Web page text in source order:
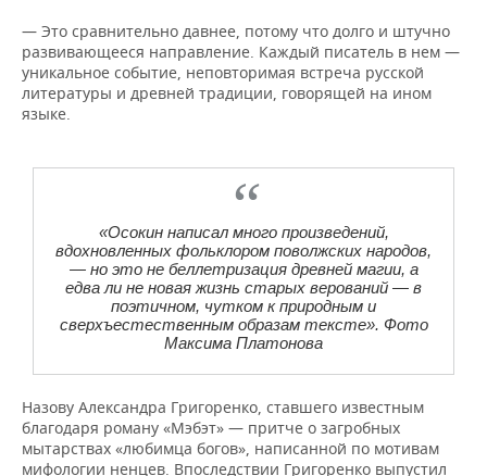
— Это сравнительно давнее, потому что долго и штучно
развивающееся направление. Каждый писатель в нем —
уникальное событие, неповторимая встреча русской
литературы и древней традиции, говорящей на ином
языке.
«Осокин написал много произведений,
вдохновленных фольклором поволжских народов,
— но это не беллетризация древней магии, а
едва ли не новая жизнь старых верований — в
поэтичном, чутком к природным и
сверхъестественным образам тексте». Фото
Максима Платонова
Назову Александра Григоренко, ставшего известным
благодаря роману «Мэбэт» — притче о загробных
мытарствах «любимца богов», написанной по мотивам
мифологии ненцев. Впоследствии Григоренко выпустил